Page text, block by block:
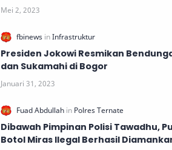
Presiden Jokowi Resmikan
dan Sukamahi di Bogor
Dibawah Pimpinan Polisi Tawadhu,
Botol Miras Ilegal Berhasil